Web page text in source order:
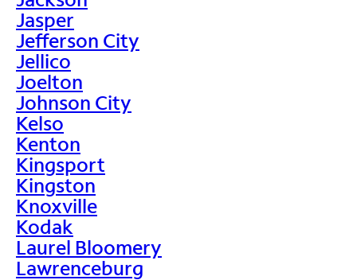
Jasper
Jefferson City
Jellico
Joelton
Johnson City
Kelso
Kenton
Kingsport
Kingston
Knoxville
Kodak
Laurel Bloomery
Lawrenceburg